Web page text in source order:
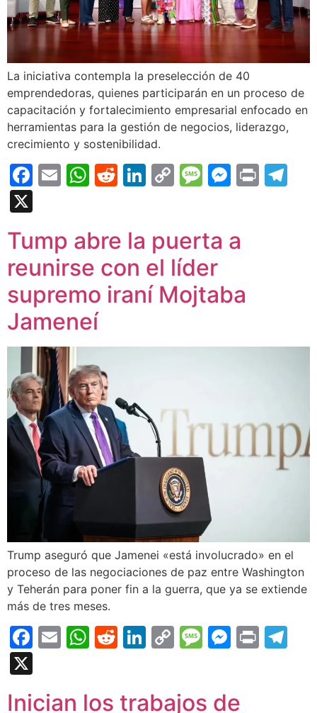
La iniciativa contempla la preselección de 40
emprendedoras, quienes participarán en un proceso de
capacitación y fortalecimiento empresarial enfocado en
herramientas para la gestión de negocios, liderazgo,
crecimiento y sostenibilidad.
Facebook
EmailWhatsApp
Reddit
LinkedIn
CopyMessage
Print
Tump abre la puerta a
reunirse con el líder
supremo iraní Mojtaba
Jameneí
Trump aseguró que Jamenei «está involucrado» en el
proceso de las negociaciones de paz entre Washington
y Teherán para poner fin a la guerra, que ya se extiende
más de tres meses.
Facebook
EmailWhatsApp
Reddit
LinkedIn
CopyMessage
Print
Inician los trabajos de